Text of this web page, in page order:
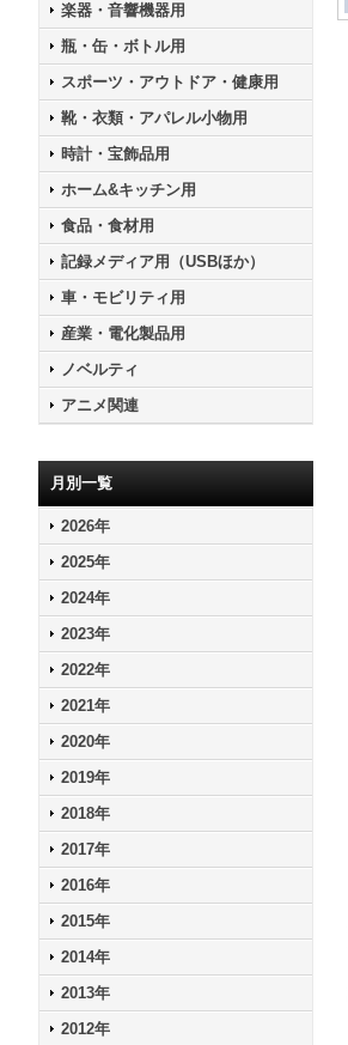
楽器・音響機器用
瓶・缶・ボトル用
スポーツ・アウトドア・健康用
靴・衣類・アパレル小物用
時計・宝飾品用
ホーム&キッチン用
食品・食材用
記録メディア用（USBほか）
車・モビリティ用
産業・電化製品用
ノベルティ
アニメ関連
月別一覧
2026年
2025年
2024年
2023年
2022年
2021年
2020年
2019年
2018年
2017年
2016年
2015年
2014年
2013年
2012年